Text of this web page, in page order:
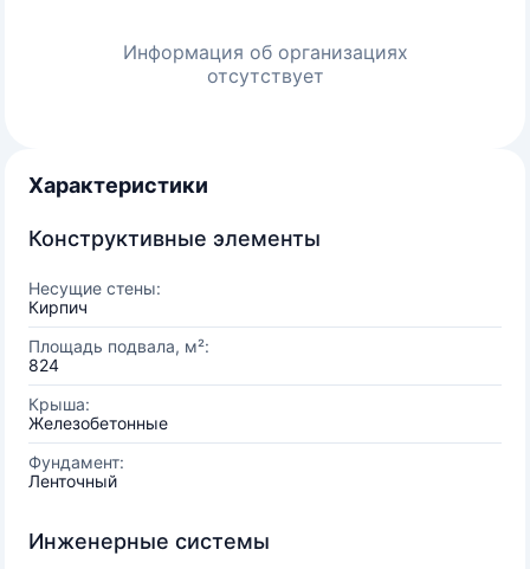
Информация об организациях
отсутствует
Характеристики
Конструктивные элементы
Несущие стены:
Кирпич
Площадь подвала, м²:
824
Крыша:
Железобетонные
Фундамент:
Ленточный
Инженерные системы